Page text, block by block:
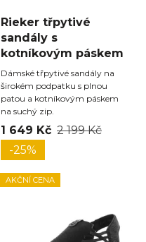
Rieker třpytivé
sandály s
kotníkovým páskem
Dámské třpytivé sandály na
širokém podpatku s plnou
patou a kotníkovým páskem
na suchý zip.
1 649 Kč 2 199 Kč
-25%
AKČNÍ CENA